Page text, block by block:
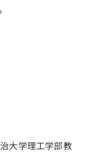
大学理工学部教